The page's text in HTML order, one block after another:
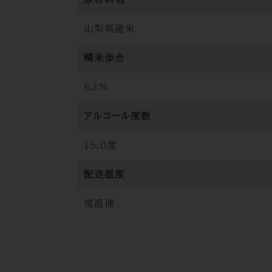
山梨県産米
精米歩合
63%
アルコール度数
15.0度
配送温度
常温便